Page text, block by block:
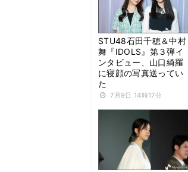
STU48石田千穂＆中村
舞『IDOLS』第３弾イ
ンタビュー、山口綺羅
に寝顔の写真送ってい
た
7月9日 14時17分